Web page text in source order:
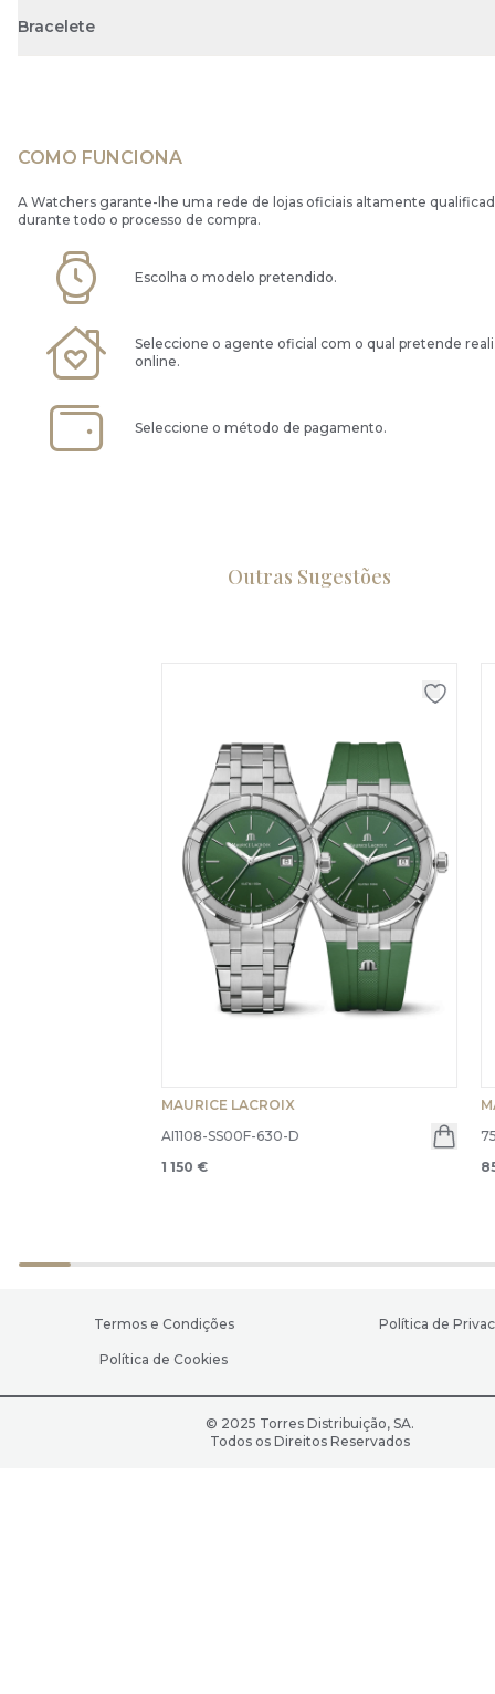
Bracelete
COMO FUNCIONA
A Watchers garante-lhe uma rede de lojas oficiais altamente
durante todo o processo de compra.
Escolha o modelo pretendido.
Seleccione o agente oficial com o qual pretende
online.
Seleccione o método de pagamento.
Outras Sugestões
MAURICE LACROIX
AI1108-SS00F-630-D
1 150 €
Termos e Condições Política de
Política de Cookies
© 2025 Torres Distribuição, SA.
Todos os Direitos Reservados